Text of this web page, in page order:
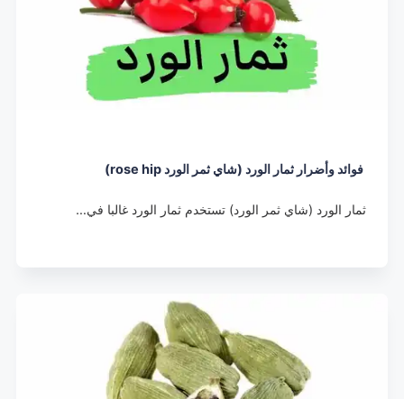
فوائد وأضرار ثمار الورد (شاي ثمر الورد rose hip)
ثمار الورد (شاي ثمر الورد) تستخدم ثمار الورد غالبا في…